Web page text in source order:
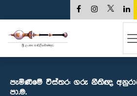
පැමිණීමේ විස්තර: ගරු නීතිඥ
පා.ම.